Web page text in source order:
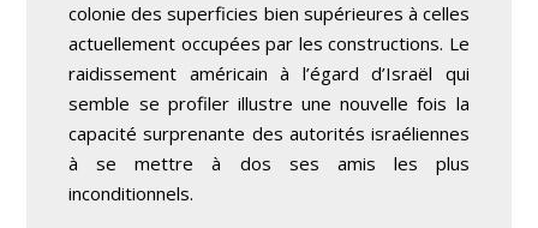
colonie des superficies bien supérieures à celles
actuellement occupées par les constructions. Le
raidissement américain à l’égard d’Israël qui
semble se profiler illustre une nouvelle fois la
capacité surprenante des autorités israéliennes
à se mettre à dos ses amis les plus
inconditionnels.